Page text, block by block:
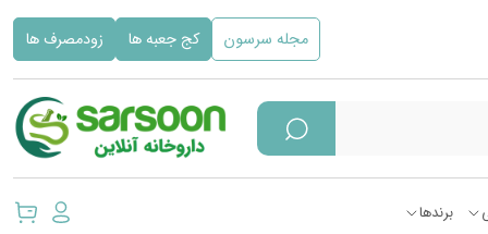
مجله سرسون کج جعبه ها زودمصرف ها
برندها